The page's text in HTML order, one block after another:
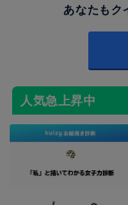
あなたもク
人気急上昇中